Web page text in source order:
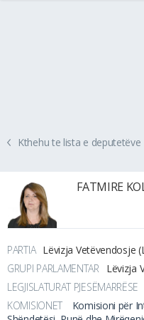
Kthehu te lista e deputetëve
FATMIRE
PARTIA Lëvizja Vetëvendosje
GRUPI PARLAMENTAR
Lëvizja
LEGJISLATURAT PJESËMARRËSE
KOMISIONET
Komisioni për